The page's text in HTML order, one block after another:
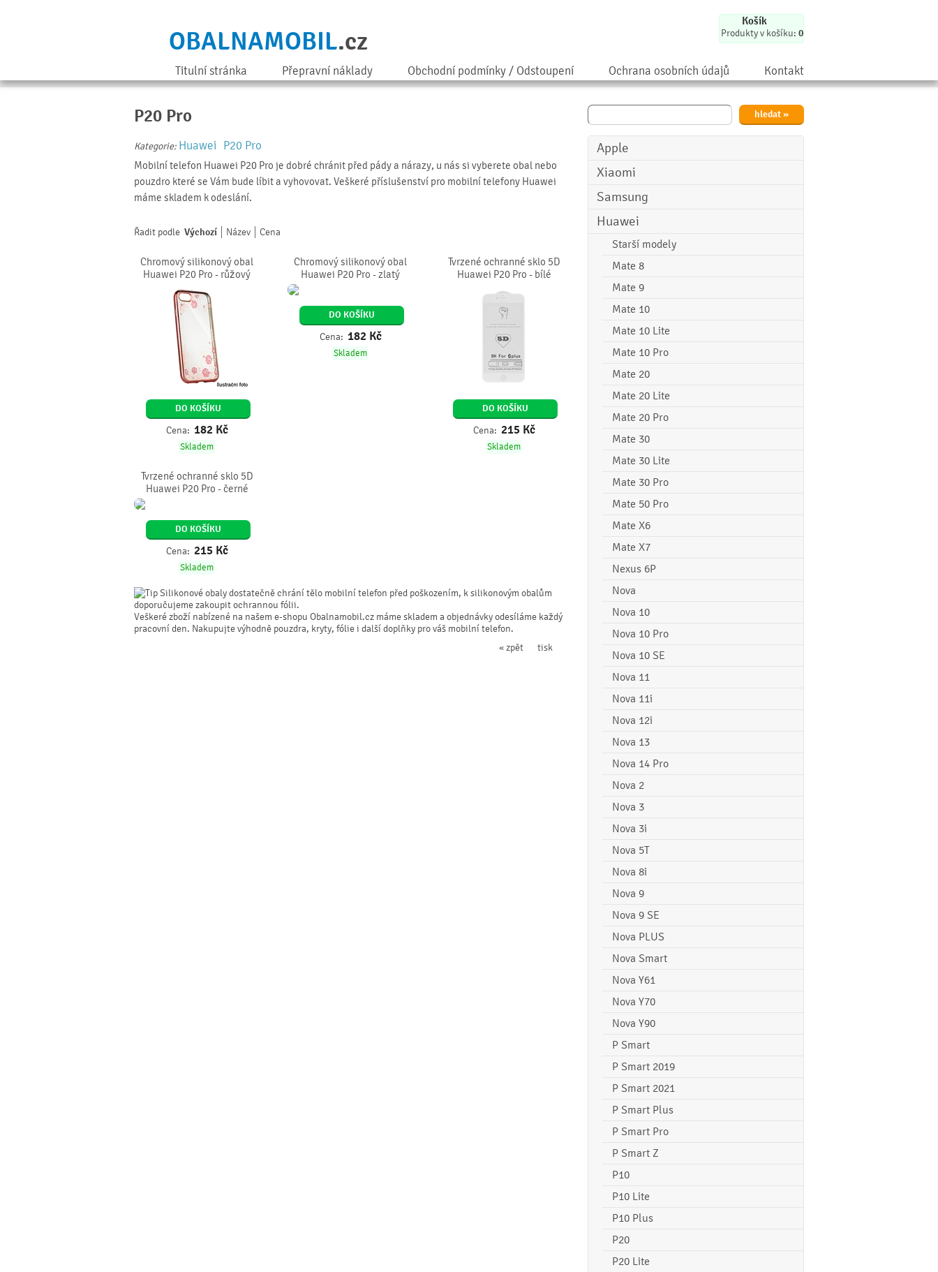
Košík
Produkty v košíku: 0
OBALNAMOBIL.cz
Titulní stránka Přepravní náklady Obchodní podmínky / Odstoupení Ochrana osobních údajů Kontakt
Apple
Xiaomi
Samsung
Huawei
Starší modely
Mate 8
Mate 9
Mate 10
Mate 10 Lite
Mate 10 Pro
Mate 20
Mate 20 Lite
Mate 20 Pro
Mate 30
Mate 30 Lite
Mate 30 Pro
Mate 50 Pro
Mate X6
Mate X7
Nexus 6P
Nova
Nova 10
Nova 10 Pro
Nova 10 SE
Nova 11
Nova 11i
Nova 12i
Nova 13
Nova 14 Pro
Nova 2
Nova 3
Nova 3i
Nova 5T
Nova 8i
Nova 9
Nova 9 SE
Nova PLUS
Nova Smart
Nova Y61
Nova Y70
Nova Y90
P Smart
P Smart 2019
P Smart 2021
P Smart Plus
P Smart Pro
P Smart Z
P10
P10 Lite
P10 Plus
P20
P20 Lite
P20 Pro
Kategorie: Huawei P20 Pro
Mobilní telefon Huawei P20 Pro je dobré chránit před pády a nárazy, u nás si vyberete obal nebo
pouzdro které se Vám bude líbit a vyhovovat. Veškeré příslušenství pro mobilní telefony Huawei
máme skladem k odeslání.
Řadit podle Výchozí Název Cena
Chromový silikonový obal
Huawei P20 Pro - růžový
DO KOŠÍKU
Cena: 182 Kč
Skladem
Chromový silikonový obal
Huawei P20 Pro - zlatý
DO KOŠÍKU
Cena: 182 Kč
Skladem
Tvrzené ochranné sklo 5D
Huawei P20 Pro - bílé
DO KOŠÍKU
Cena: 215 Kč
Skladem
Tvrzené ochranné sklo 5D
Huawei P20 Pro - černé
DO KOŠÍKU
Cena: 215 Kč
Skladem
Silikonové obaly dostatečně chrání tělo mobilní telefon před poškozením, k silikonovým obalům
doporučujeme zakoupit ochrannou fólii.
Veškeré zboží nabízené na našem e-shopu Obalnamobil.cz máme skladem a objednávky odesíláme každý
pracovní den. Nakupujte výhodně pouzdra, kryty, fólie i další doplňky pro váš mobilní telefon.
tisk
« zpět